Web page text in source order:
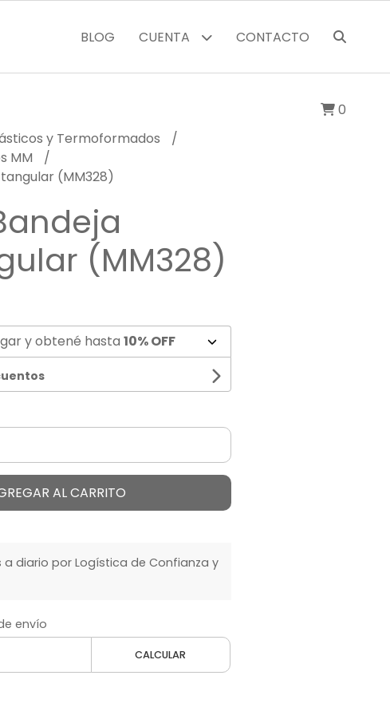
BLOG CUENTA CONTACTO
0
y Termoformados
MM
(MM328)
(MM328)
y obtené hasta 10% OFF
AL CARRITO
diario por Logística de Confianza y
envío
CALCULAR